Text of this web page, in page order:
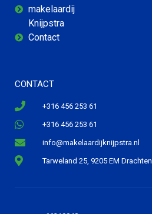
makelaardij
Knijpstra
Contact
CONTACT
+316 456 253 61
+316 456 253 61
info@makelaardijknijpstra.nl
Tarweland 25, 9205 EM Drachten